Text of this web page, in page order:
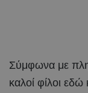
Σύμφωνα με
καλοί φίλοι εδώ